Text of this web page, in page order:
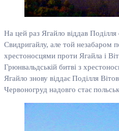
На цей раз Ягайло віддав
Свидригайлу, але той незабаром
хрестоносцями проти Ягайла і
Грюнвальдській битві з
Ягайло знову віддає Поділля
Червоногруд надовго стає